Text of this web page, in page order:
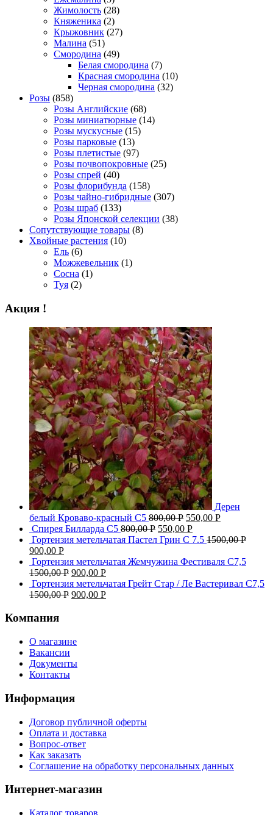
Жимолость (28)
Княженика (2)
Крыжовник (27)
Малина (51)
Смородина (49)
Белая смородина (7)
Красная смородина (10)
Черная смородина (32)
Розы (858)
Розы Английские (68)
Розы миниатюрные (14)
Розы мускусные (15)
Розы парковые (13)
Розы плетистые (97)
Розы почвопокровные (25)
Розы спрей (40)
Розы флорибунда (158)
Розы чайно-гибридные (307)
Розы шраб (133)
Розы Японской селекции (38)
Сопутствующие товары (8)
Хвойные растения (10)
Ель (6)
Можжевельник (1)
Сосна (1)
Туя (2)
Акция !
Дерен
белый Кроваво-красный С5 800,00Р 550,00 Р
Спирея Билларда С5 800,00Р 550,00 Р
Гортензия метельчатая Пастел Грин C 7.5 1500,00Р
900,00 Р
Гортензия метельчатая Жемчужина Фестиваля С7,5
1500,00Р 900,00 Р
Гортензия метельчатая Грейт Стар / Ле Вастеривал С7,5
1500,00Р 900,00 Р
Компания
О магазине
Вакансии
Документы
Контакты
Информация
Договор публичной оферты
Оплата и доставка
Вопрос-ответ
Как заказать
Соглашение на обработку персональных данных
Интернет-магазин
Каталог товаров